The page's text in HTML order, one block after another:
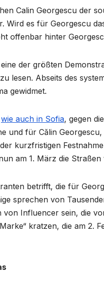
Calin Georgescu der
Wird es für Georgescu
offenbar hinter
der größten
lesen. Abseits des
gewidmet.
wie auch in Sofia, gegen
und für Călin
kurzfristigen
am 1. März die
betrifft, die für
sprechen von
Influencer sein, die
kratzen, die am 2.